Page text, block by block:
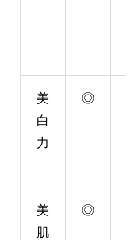
美
白
力
◎
美
肌
◎